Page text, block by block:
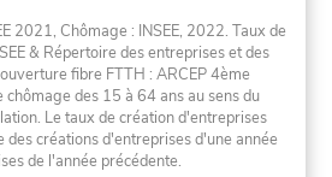
2021, Chômage : INSEE, 2022. Taux de
& Répertoire des entreprises et des
fibre FTTH : ARCEP 4ème
des 15 à 64 ans au sens du
Le taux de création d'entreprises
des créations d'entreprises d'une année
de l'année précédente.